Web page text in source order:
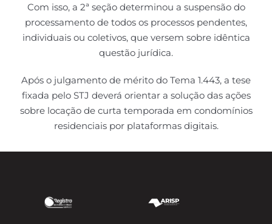
Com isso, a 2ª seção determinou a suspensão do
processamento de todos os processos pendentes,
individuais ou coletivos, que versem sobre idêntica
questão jurídica.
Após o julgamento de mérito do Tema 1.443, a tese
fixada pelo STJ deverá orientar a solução das ações
sobre locação de curta temporada em condomínios
residenciais por plataformas digitais.